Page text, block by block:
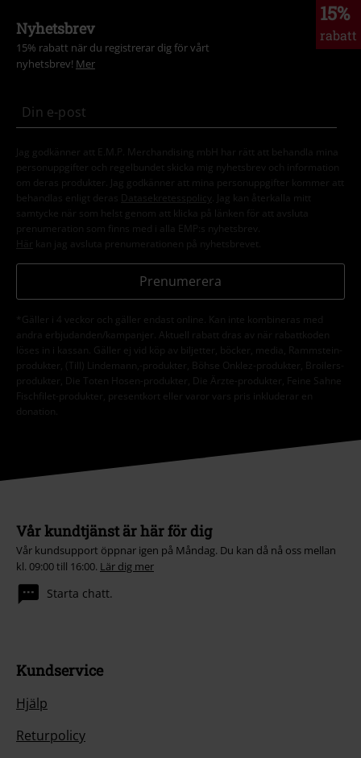
15%
rabatt
Nyhetsbrev
15% rabatt när du registrerar dig för vårt
nyhetsbrev! Mer
Jag godkänner att E.M.P. Merchandising mbH har rätt att behandla mina
personuppgifter och regelbundet skicka mig nyhetsbrev och information
om deras produkter. Jag godkänner att mina personuppgifter kommer att
behandlas enligt deras
Datasekretesspolicy
. Jag kan återkalla mitt
samtycke när som helst genom att klicka på länken för att avsluta
prenumeration som finns med i alla EMP:s nyhetsbrev.
Här kan jag avsluta prenumerationen på nyhetsbrevet.
Prenumerera
*Gäller i 4 veckor och gäller endast online. Kan inte kombineras med
andra erbjudanden/kampanjer. Aktuell rabatt dras av när rabattkoden
löses in i kassan. Gäller ej vid köp av biljetter, böcker, media, Rammstein-
produkter, (Till) Lindemann,-produkter, Böhse Onklez-produkter, Broilers-
produkter, Die Toten Hosen-produkter, Die Ärzte-produkter, Feine Sahne
Fischfilet-produkter, presentkort eller varor vars pris inkluderar en
donation.
Vår kundtjänst är här för dig
Vår kundsupport öppnar igen på Måndag. Du kan då nå oss mellan
kl. 09:00 till 16:00. Lär dig mer
Starta chatt.
Kundservice
Hjälp
Returpolicy